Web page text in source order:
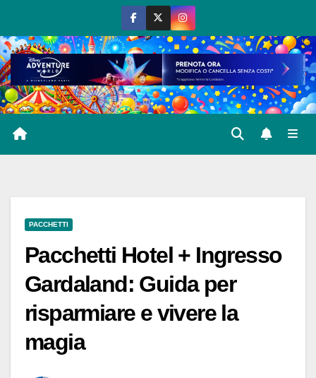
al
contenuto
PACCHETTI
Pacchetti Hotel + Ingresso
Gardaland: Guida per
risparmiare e vivere la
magia